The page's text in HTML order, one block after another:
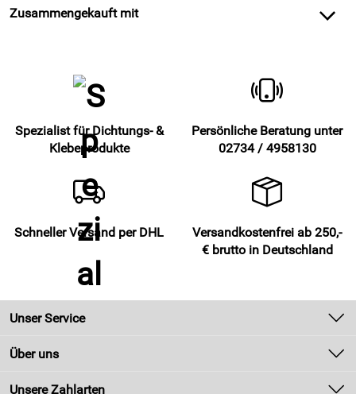
Zusammengekauft mit
Spezialist für Dichtungs- &
Klebeprodukte
Persönliche Beratung unter
02734 / 4958130
Schneller Versand per DHL
Versandkostenfrei ab 250,-
€ brutto in Deutschland
Unser Service
Kontakt
Über uns
Unsere Bestseller
Unsere Zahlarten